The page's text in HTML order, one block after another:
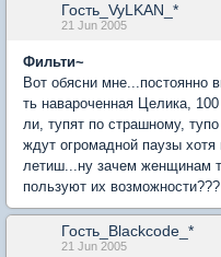
Гость_VyLKAN_*
21 Jun 2005
Фильти~
Вот обясни мне...постоянно
ть навароченная Целика,
ли, тупят по страшному,
ждут огромадной паузы
летиш...ну зачем женщинам
пользуют их возможности???
Гость_Blackcode_*
21 Jun 2005